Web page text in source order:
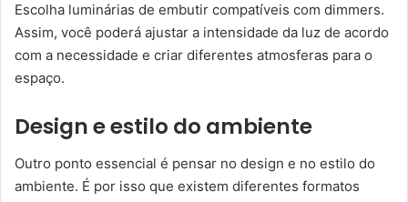
Escolha luminárias de embutir compatíveis com dimmers.
Assim, você poderá ajustar a intensidade da luz de acordo
com a necessidade e criar diferentes atmosferas para o
espaço.
Design e estilo do ambiente
Outro ponto essencial é pensar no design e no estilo do
ambiente. É por isso que existem diferentes formatos